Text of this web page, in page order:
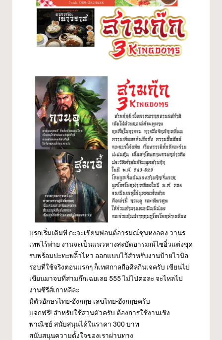
แรกเริ่มเดิมที กะจะเขียนฟอนต์อารมณ์ซุนหงอคง วานร
เทพไร้พ่าย งานจะเป็นแนวหางสะบัดอารมณ์ไซอิ๋วแต่งชุด
รบพร้อมปะทะพลิ้วไหว ออกแบบไว้สำหรับงานป้ายไวนิล
รอบที่ใช้จริงตอนแรกๆ ก็เทศกาลถือศิลกินเจครับ เขียนไป
เขียนมาจบที่สามก๊กเฉยเลย 555 ไม่ไปต่อละ จะไหลไป
งานซีรีส์เกาหลีละ
มีตัวอักษรไทย-อังกฤษ เลขไทย-อังกฤษครับ
แจกฟรี! สำหรับใช้ส่วนตัวครับ ต้องการใช้งานเชิง
พาณิชย์ สนับสนุนได้ในราคา 300 บาท
สนับสนุนความตั้งใจของเราผ่านทาง